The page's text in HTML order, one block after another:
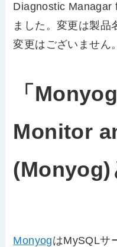
Diagnostic Managar
ました。変更は製品
変更はございません。
「
Monitor
(Monyog)
MonyogはMySQLサ